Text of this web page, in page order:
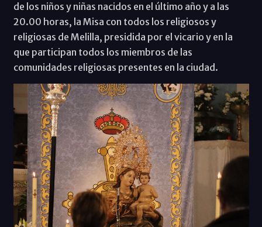
de los niños y niñas nacidos en el último año y a las
20.00 horas, la Misa con todos los religiosos y
religiosas de Melilla, presidida por el vicario y en la
que participan todos los miembros de las
comunidades religiosas presentes en la ciudad.